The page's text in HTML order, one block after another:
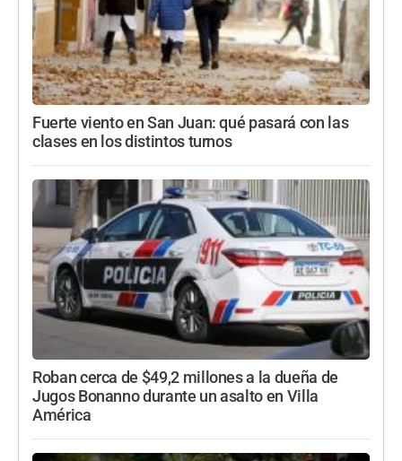
Fuerte viento en San Juan: qué pasará con las
clases en los distintos turnos
Roban cerca de $49,2 millones a la dueña de
Jugos Bonanno durante un asalto en Villa
América